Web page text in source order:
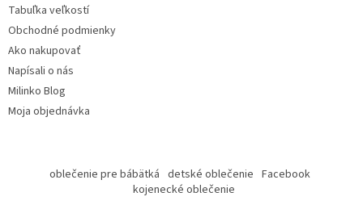
Tabuľka veľkostí
Obchodné podmienky
Ako nakupovať
Napísali o nás
Milinko Blog
Moja objednávka
oblečenie pre bábätká detské oblečenie Facebook
kojenecké oblečenie